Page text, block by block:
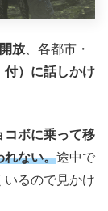
放 、各都市・
付）に話しかけ
コボに乗って移
れない。途中で
いるので見かけ